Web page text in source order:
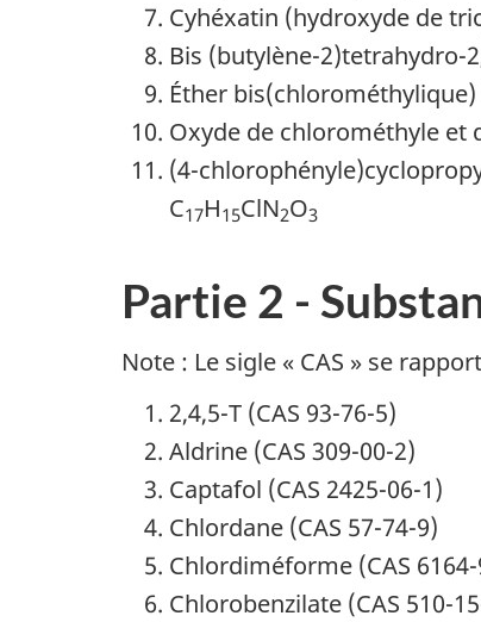
Cyhéxatin (hydroxyde de
Bis (butylène-2)tetrahydro-
Éther
Oxyde de chlorométhyle et
(4-
C17H15ClN2O3
Partie 2 -
Note : Le sigle « CAS » se
2,4,5-T (CAS 93-76-5)
Aldrine (CAS 309-00-2)
Captafol (CAS 2425-06-1)
Chlordane (CAS 57-74-9)
Chlordiméforme (CAS
Chlorobenzilate (CAS 510-